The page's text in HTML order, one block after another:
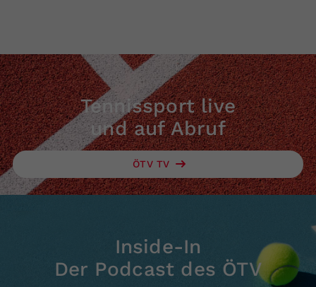
Tennissport live
und auf Abruf
ÖTV TV
Inside-In
Der Podcast des ÖTV